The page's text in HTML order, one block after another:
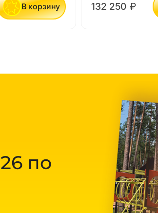
В корзину 132 250 ₽
по